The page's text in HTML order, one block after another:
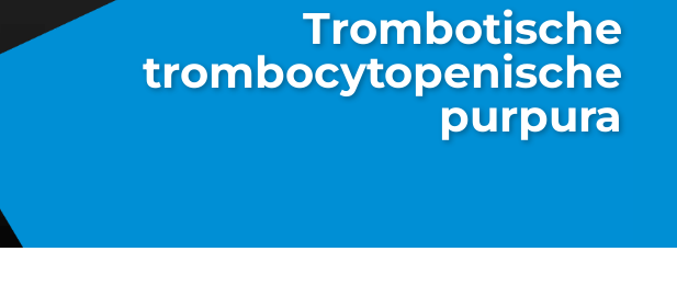
Trombotische
trombocy­topenische
purpura